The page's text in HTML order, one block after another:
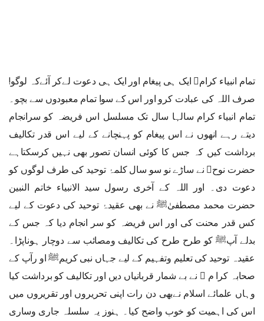
تمام انبیاء کرام﷩ ایک ہی پیغام اور ایک ہی دعوت لےکر آئےکہ لوگو!
صرف اللہ کی عبادت کرو اور اس کے سوا تمام معبودوں سے بچو۔
تمام انبیاء کرام سالہا سال تک مسلسل اس فریضہ کو سرانجام
دیتے رہے انھوں نے اس پیغام کو پہنچانے کے لیے اس قدر تکالیف
برداشت کیں کہ جس کا کوئی انسان تصور بھی نہیں کرسکتاہے
حضرت نوح﷤ نے ساڑے نو سو سال کلمۂ توحید کی طرف لوگوں کو
دعوت دی۔ اور اللہ کے آخری رسول سید الانبیاء خاتم النبین
حضرت محمد مصطفیٰﷺ نے بھی عقیدۂ توحید کی دعوت کے لیے
کس قدر محنت کی اور اس فریضہ کو سر انجام دیا کہ جس کے
بدلے آپﷺ کو طرح طرح کی تکالیف ومصائب سے دوچار ہوناپڑا۔
عقیدہ توحید کی تعلیم وتفہیم کے لیے جہاں نبی کریمﷺ او رآپ کے
صحابہ کرا م ﷢ نے بے شمار قربانیاں دیں اور تکالیف کو برداشت کیا
وہاں علمائے اسلام نےبھی دن رات اپنی تحریروں اور تقریروں میں
اس کی اہمیت کو خوب واضح کیا۔ ہنوز یہ سلسلہ جاری وساری